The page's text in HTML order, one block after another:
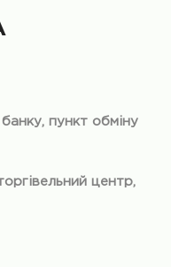
банку, пункт обміну
центр,